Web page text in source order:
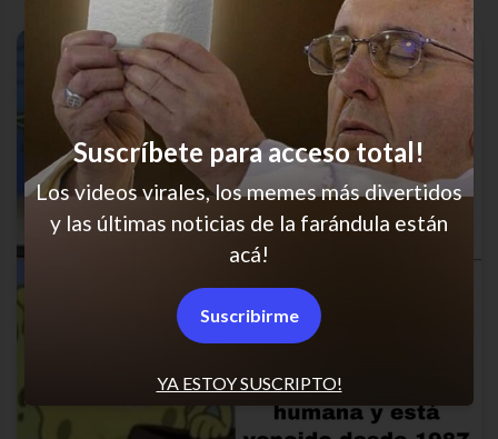
YA ESTOY SUSCRIPTO!
Suscríbete para acceso total!
Los videos virales, los memes más divertidos
y las últimas noticias de la farándula están
acá!
Suscribirme